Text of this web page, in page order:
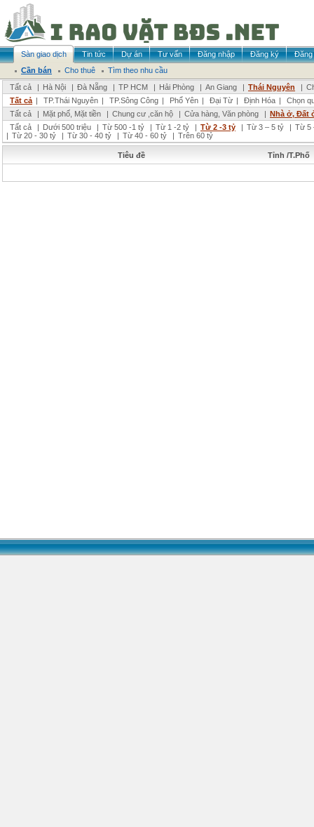
Sàn giao dịch Tin tức Dự án Tư vấn Đăng nhập Đăng ký
Đăng
Cần bán
Cho thuê
Tìm theo nhu cầu
Tất cả
| Hà Nội | Đà Nẵng | TP HCM | Hải Phòng | An Giang | Thái Nguyên |
Tất cả | TP.Thái Nguyên | TP.Sông Công | Phổ Yên | Đại Từ | Định Hóa |
Chọn
Tất cả
| Mặt phố, Mặt tiền | Chung cư ,căn hộ | Cửa hàng, Văn phòng | Nhà ở, Đất
Tất cả
| Dưới 500 triệu | Từ 500 -1 tỷ | Từ 1 -2 tỷ | Từ 2 -3 tỷ | Từ 3 – 5 tỷ | Từ 5
| Từ 20 - 30 tỷ | Từ 30 - 40 tỷ | Từ 40 - 60 tỷ | Trên 60 tỷ
Tiêu đề Tỉnh /T.Phố